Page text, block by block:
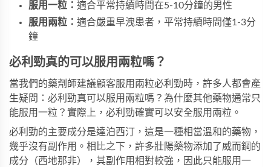
服用一粒： 適合平常持續時間在5-10分鐘的男性
服用兩粒： 適合嚴重早洩患者，平常持續時間僅1-3分
鐘
必利勁真的可以服用兩粒嗎？
當我們的藥劑師建議顧客服用兩粒必利勁時，許多人都會產
生疑問：必利勁真可以服用兩粒嗎？為什麼其他藥物通常只
能服用一粒？實際上，必利勁確實可以安全服用兩粒。
必利勁的主要成分是達泊西汀，這是一種相當溫和的藥物，
幾乎沒有副作用。相比之下，許多壯陽藥物添加了威而鋼的
成分（西地那非），其副作用相對較強，因此只能服用一